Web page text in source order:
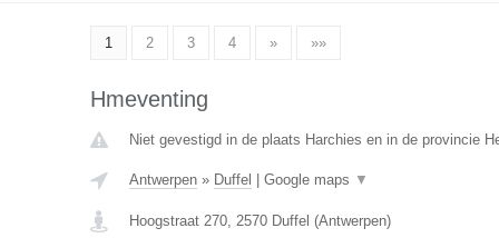
1 2 3 4 » »»
Hmeventing
Niet gevestigd in de plaats Harchies en in de provincie
Antwerpen» Duffel Google maps ▼
Hoogstraat 270, 2570 Duffel (Antwerpen)